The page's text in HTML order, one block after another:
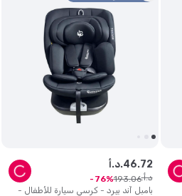
بامبل آند بيرد - كرسي سيارة للأطفال -
د.أ.46.72
د.أ. 193.06
76